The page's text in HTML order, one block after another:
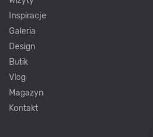
Inspiracje
Galeria
Design
Butik
Vlog
Magazyn
Kontakt